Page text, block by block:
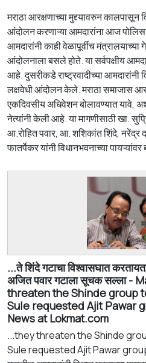
मराठा आरक्षणाच्या मुद्द्यावरुन
आंदोलन करणाऱ्या आमदारांना आज
आमदारांनी काही वेळापूर्वीच
आंदोलनाला बसले होते. या सर्वपक्षीय
आहे. दुसरीकडे राष्ट्रवादीच्या आमदारांनी
लक्षवेधी आंदोलन केले. मराठा समाजास
एकदिवसीय अधिवेशन बोलावण्यात यावे,
नेत्यांनी केली आहे. या मागणीसाठी खा.
आ.रोहित पवार, आ. शशिकांत शिंदे, नरेंद्र
फातर्पेकर यांनी विधानभवनाच्या
...ते शिंदे गटाचा विश्वासघात
अजित पवार गटाला सूचक सल्ला -
threaten the Shinde group
Sule requested Ajit Pawar
News at Lokmat.com
...they threaten the Shinde
Sule requested Ajit Pawar group.